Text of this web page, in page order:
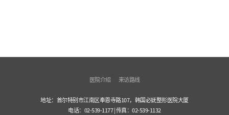
医院介绍 来访路线
地址：首尔特别市江南区奉恩寺路107，韩国必妩整形医院大厦
电话：02-539-1177 | 传真：02-539-1132